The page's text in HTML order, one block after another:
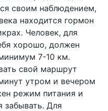
своим наблюдением,
находится гормон
Человек, для
хорошо, должен
7-10 км.
свой маршрут
утром и вечером
режим питания и
забывать. Для